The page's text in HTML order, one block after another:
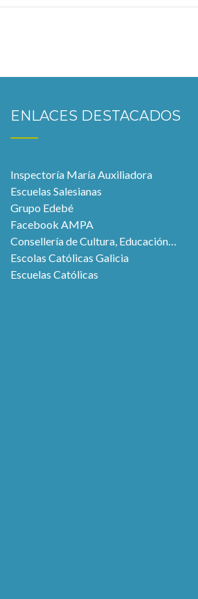
ENLACES DESTACADOS
Inspectoría María Auxiliadora
Escuelas Salesianas
Grupo Edebé
Facebook AMPA
Consellería de Cultura, Educación…
Escolas Católicas Galicia
Escuelas Católicas